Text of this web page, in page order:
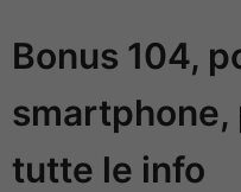
Bonus 104,
smartphone,
tutte le info